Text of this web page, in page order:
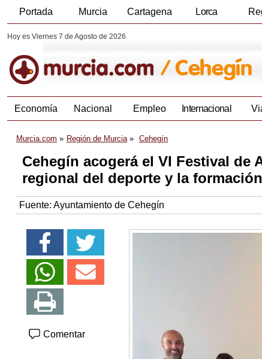
Portada Murcia Cartagena Lorca
Hoy es Viernes 7 de Agosto de 2026
Economía Nacional Empleo Internacional
Murcia.com Región de Murcia Cehegín
Cehegín acogerá el VI Festival de
regional del deporte y la
Fuente: Ayuntamiento de Cehegín
Comentar